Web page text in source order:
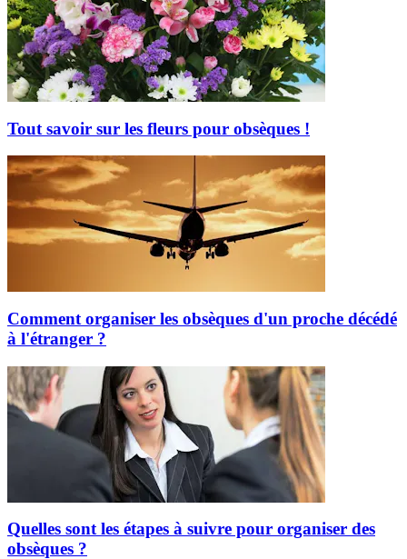
Tout savoir sur les fleurs pour obsèques !
Comment organiser les obsèques d'un proche décédé
à l'étranger ?
Quelles sont les étapes à suivre pour organiser des
obsèques ?